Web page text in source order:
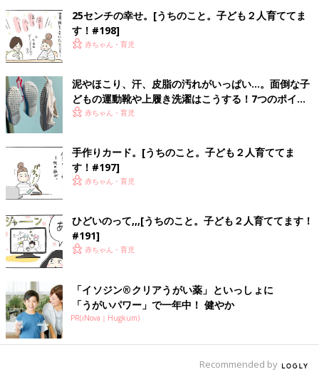
25センチの幸せ。[うちのこと。子ども２人育ててま
す！#198]
赤ちゃん・育児
泥やほこり、汗、皮脂の汚れがいっぱい…。面倒な子
どもの運動靴や上履き洗濯はこうする！7つのポイン
ト 赤ちゃん・育児
手作りカード。[うちのこと。子ども２人育ててま
す！#197]
赤ちゃん・育児
ひどいのって,,,[うちのこと。子ども２人育ててます！
#191]
赤ちゃん・育児
「イソジン®クリアうがい薬」といっしょに
「うがいパワー」で一年中！ 健やか
PR(iNova｜Hugkum)
Recommended by